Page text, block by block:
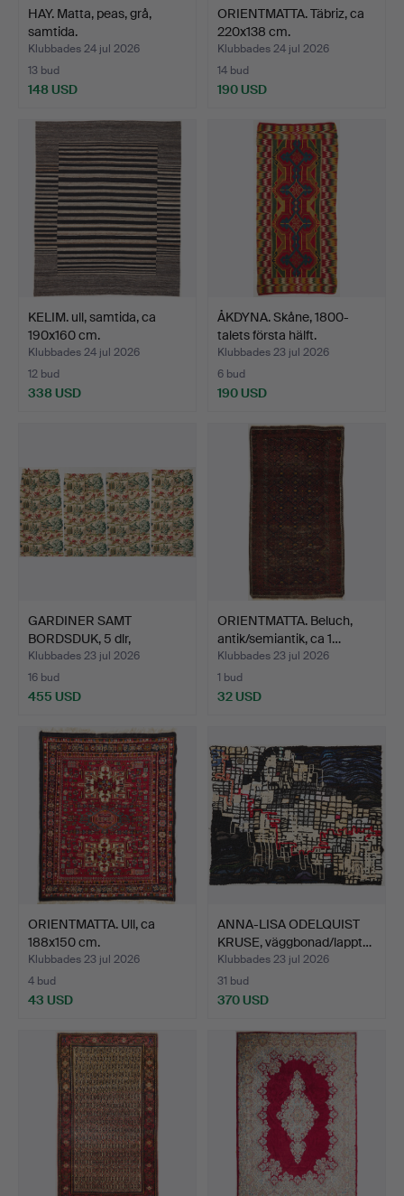
HAY. Matta, peas, grå,
samtida.
Klubbades 24 jul 2026
13 bud
148 USD
ORIENTMATTA. Täbriz, ca
220x138 cm.
Klubbades 24 jul 2026
14 bud
190 USD
KELIM. ull, samtida, ca
190x160 cm.
Klubbades 24 jul 2026
12 bud
338 USD
ÅKDYNA. Skåne, 1800-
talets första hälft.
Klubbades 23 jul 2026
6 bud
190 USD
GARDINER SAMT
BORDSDUK, 5 dlr,
jaktmotiv, …
Klubbades 23 jul 2026
16 bud
455 USD
ORIENTMATTA. Beluch,
antik/semiantik, ca 1…
Klubbades 23 jul 2026
1 bud
32 USD
ORIENTMATTA. Ull, ca
188x150 cm.
Klubbades 23 jul 2026
4 bud
43 USD
ANNA-LISA ODELQUIST
KRUSE, väggbonad/lappt…
Klubbades 23 jul 2026
31 bud
370 USD